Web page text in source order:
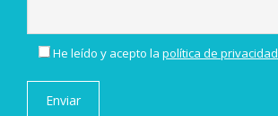
He leído y acepto lapolítica de privacidad